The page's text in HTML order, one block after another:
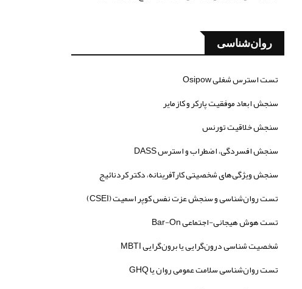
روان‌شناسی
تست استرس شغلی Osipow
سنجش ابعاد موفقیت پارکر و کازمایر
سنجش خلاقیت تورنس
سنجش افسردگی، اضطراب و استرس DASS
سنجش ویژگی‌های شخصیتی کارآفرینانه، دکتر کردنائیج
تست روان‌شناسی و سنجش عزت نفس کوپر اسمیت (CSEI)
تست هوش هیجانی-اجتماعی Bar-On
شخصیت شناسی درون‌گرایی یا برون‌گرایی MBTI
تست روان‌شناسی سلامت عمومی روان یا GHQ